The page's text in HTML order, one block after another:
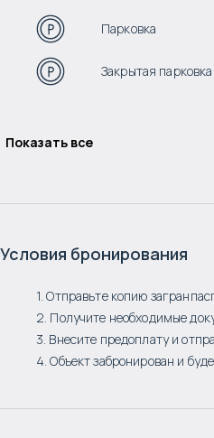
Парковка
Закрытая парковка
Показать все
Условия бронирования
1. Отправьте копию
2. Получите необходимые
3. Внесите предоплату и
4. Объект забронирован и